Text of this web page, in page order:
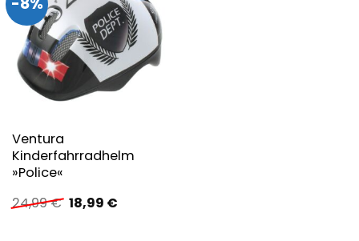
Ventura
Kinderfahrradhelm
»Police«
24,99€ Ursprünglicher
Preis
18,99 €Aktueller